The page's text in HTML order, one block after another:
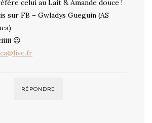
celui au Lait & Amande douce !
sur FB – Gwladys Gueguin (AS
😉
RÉPONDRE